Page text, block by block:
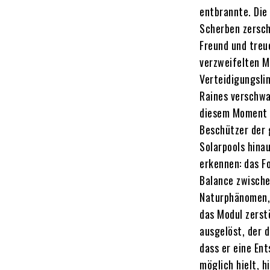
entbrannte.
Scherben
Freund und
verzweifelten
Raines
diesem
Beschützer der
Solarpools
erkennen: das
Balance
das Modul
ausgelöst, der
dass er eine
möglich hielt,